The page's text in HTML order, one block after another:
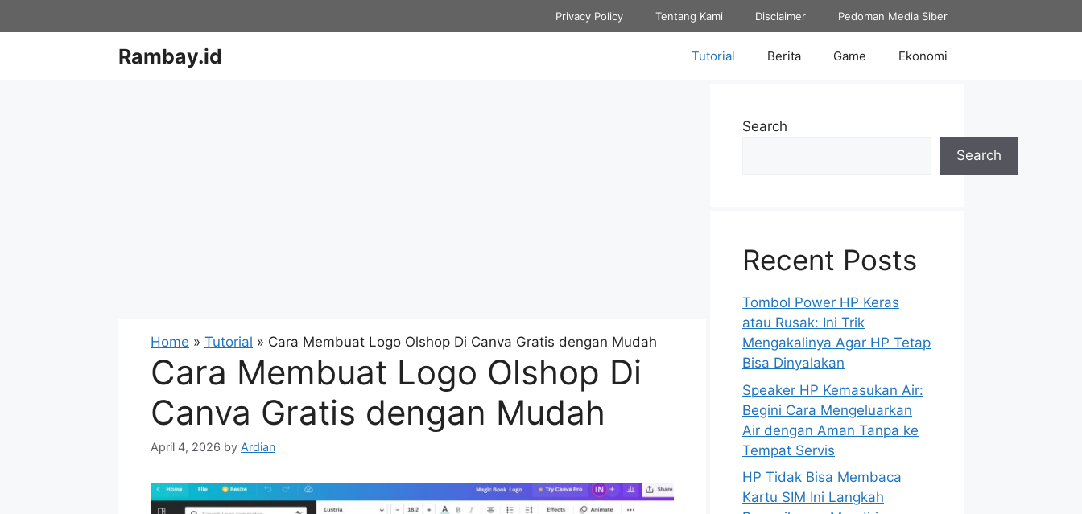
to
Privacy Policy Tentang Kami Disclaimer Pedoman Media Siber
Rambay.id Tutorial Berita Game Ekonomi
Home » Tutorial » Cara Membuat Logo Olshop Di Canva Gratis dengan Mudah
Cara Membuat Logo Olshop Di
Canva Gratis dengan Mudah
April 4, 2026 by Ardian
Search
Search
Recent Posts
Tombol Power HP Keras
atau Rusak: Ini Trik
Mengakalinya Agar HP Tetap
Bisa Dinyalakan
Speaker HP Kemasukan Air:
Begini Cara Mengeluarkan
Air dengan Aman Tanpa ke
Tempat Servis
HP Tidak Bisa Membaca
Kartu SIM Ini Langkah